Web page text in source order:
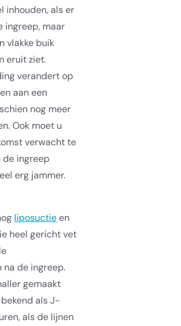
inhouden, als er
ingreep, maar
vlakke buik
eruit ziet.
verandert op
aan een
nog meer
Ook moet u
verwacht te
de ingreep
erg jammer.
liposuctieen
heel gericht vet
na de ingreep.
gemaakt
als J-
als de lijnen